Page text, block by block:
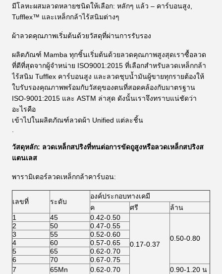
มีโลหะผสมลวดหลายชนิดให้เลือก: หลักๆ แล้ว – คาร์บอนสูง,
Tufflex™ และเหล็กกล้าไร้สนิมต่างๆ
ผ้าลวดคุณภาพเริ่มต้นด้วยวัสดุที่ผ่านการรับรอง
ผลิตภัณฑ์ Mamba ทุกชิ้นเริ่มต้นด้วยลวดคุณภาพสูงสุดเราซื้อลวด
ที่ดีที่สุดจากผู้จำหน่าย ISO9001:2015 ที่เลือกสำหรับลวดเหล็กกล้า
ไร้สนิม Tufflex คาร์บอนสูง และลวดชุบน้ำมันผู้ขายทุกรายต้องให้
ใบรับรองคุณภาพพร้อมกับวัสดุของตนที่สอดคล้องกับมาตรฐาน
ISO-9001:2015 และ ASTM ล่าสุด ดังนั้นเราจึงทราบแน่ชัดว่า
อะไรคือ
เข้าไปในผลิตภัณฑ์ลวดผ้า Unified แต่ละชิ้น
วัสดุหลัก: ลวดเหล็กสปริงที่ทนต่อการขัดถูสูงหรือลวดเหล็กสปริงส
แตนเลส
พารามิเตอร์ลวดเหล็กกล้าคาร์บอน:
เลขที่ ระดับ
องค์ประกอบทางเคมี
ค
ศรี
ล้าน
1
45 0.42-0.50
0.17-0.37
0.50-0.80
2 50
0.47-0.55
3
55
0.52-0.60
4
60
0.57-0.65
5
65
0.62-0.70
6
70
0.67-0.75
7
65Mn 0.62-0.70
0.90-1.20 น